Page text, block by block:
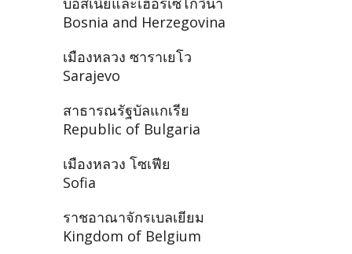
Bosnia and Herzegovina
เมืองหลวง ซาราเยโว
Sarajevo
สาธารณรัฐบัลแกเรีย
Republic of Bulgaria
เมืองหลวง โซเฟีย
Sofia
ราชอาณาจักรเบลเยียม
Kingdom of Belgium